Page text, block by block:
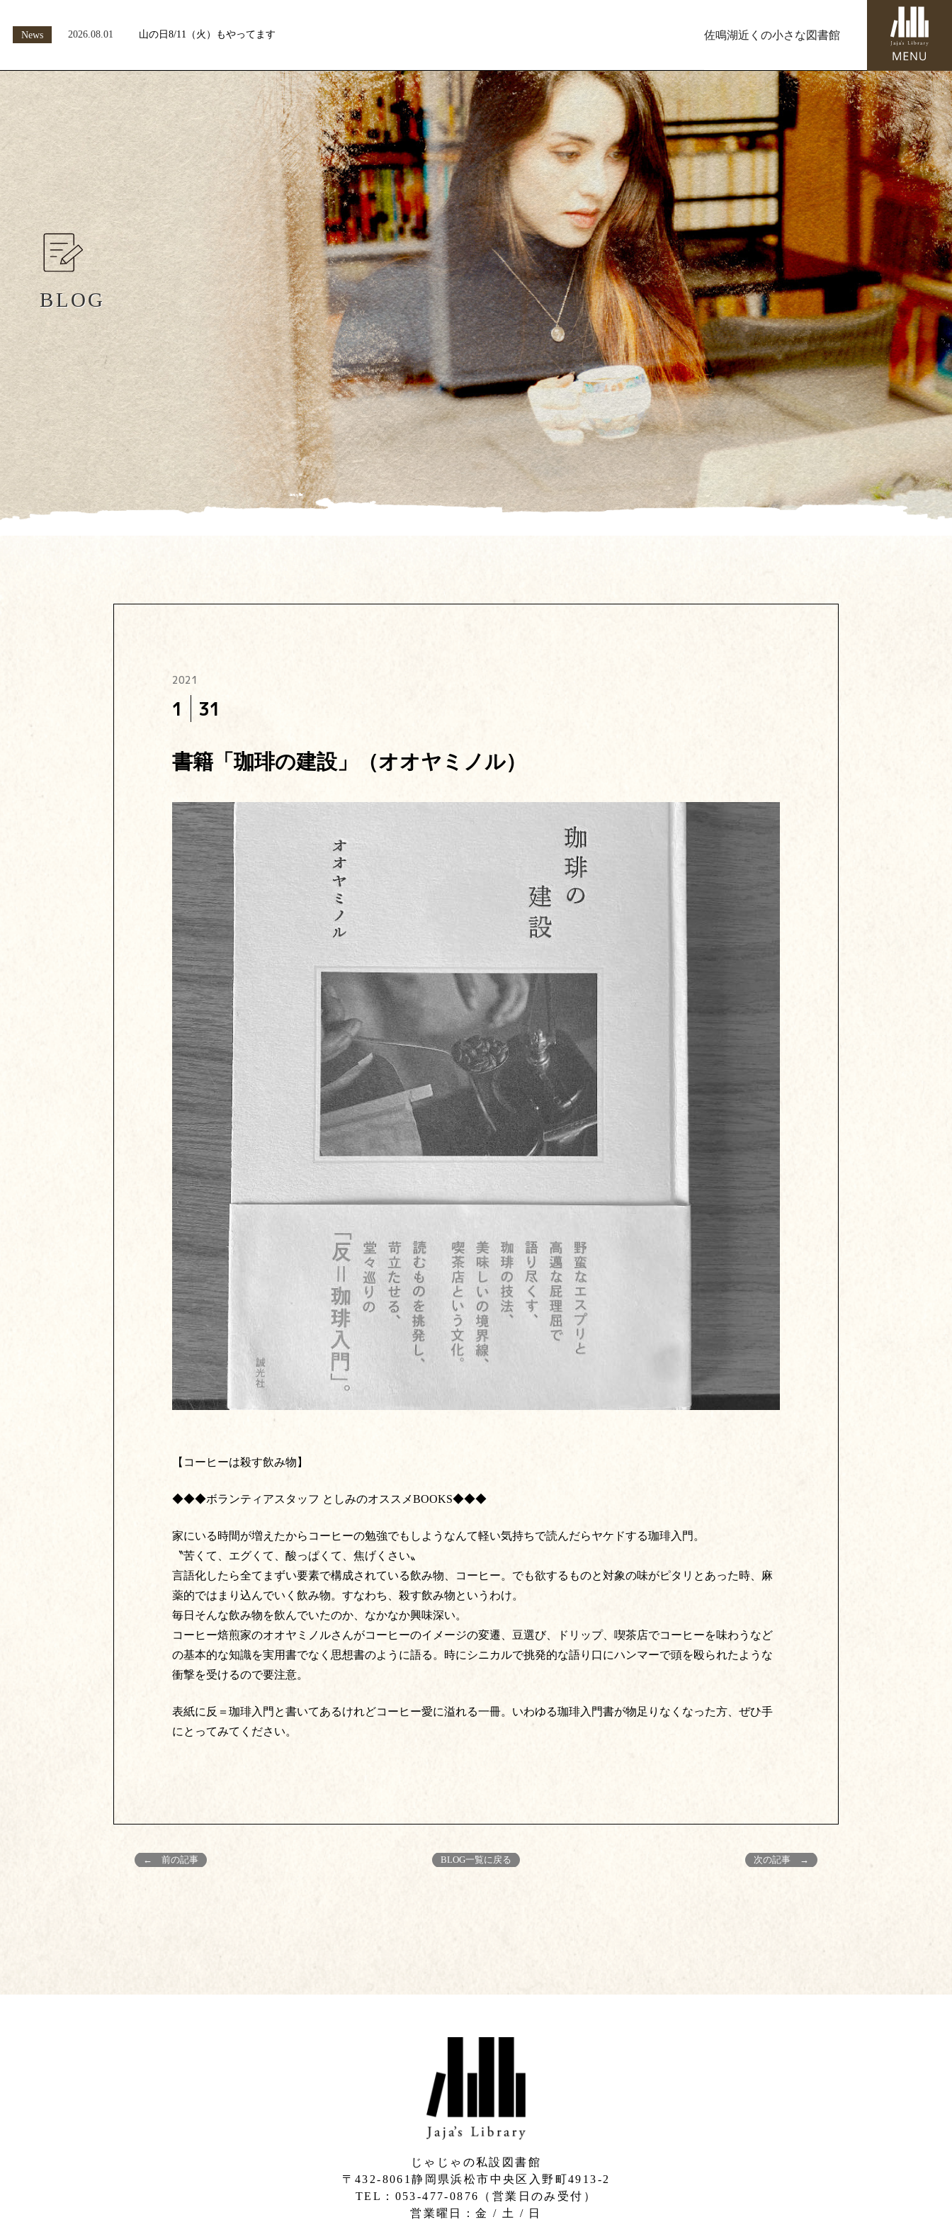
News 2026.08.01 山の日8/11（火）もやってます 佐鳴湖近くの小さな図書館
BLOG
2021
1 31
書籍「珈琲の建設」（オオヤミノル）
【コーヒーは殺す飲み物】
◆◆◆ボランティアスタッフ としみのオススメBOOKS◆◆◆
家にいる時間が増えたからコーヒーの勉強でもしようなんて軽い気持ちで読んだらヤケドする珈琲入門。
〝苦くて、エグくて、酸っぱくて、焦げくさい〟
言語化したら全てまずい要素で構成されている飲み物、コーヒー。でも欲するものと対象の味がピタリとあった時、麻
薬的ではまり込んでいく飲み物。すなわち、殺す飲み物というわけ。
毎日そんな飲み物を飲んでいたのか、なかなか興味深い。
コーヒー焙煎家のオオヤミノルさんがコーヒーのイメージの変遷、豆選び、ドリップ、喫茶店でコーヒーを味わうなど
の基本的な知識を実用書でなく思想書のように語る。時にシニカルで挑発的な語り口にハンマーで頭を殴られたような
衝撃を受けるので要注意。
表紙に反＝珈琲入門と書いてあるけれどコーヒー愛に溢れる一冊。いわゆる珈琲入門書が物足りなくなった方、ぜひ手
にとってみてください。
← 前の記事 BLOG一覧に戻る 次の記事 →
じゃじゃの私設図書館
〒432-8061静岡県浜松市中央区入野町4913-2
​TEL：053-477-0876（営業日のみ受付）
営業曜日：金 / 土 / 日